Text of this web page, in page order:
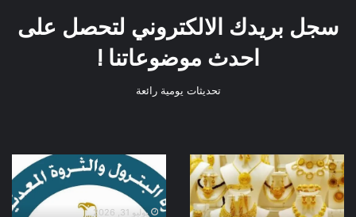
سجل بريدك الالكتروني لتحصل على
احدث موضوعاتنا !
تحديثات يومية رائعة
الذهب
البترول
يتابع
من يوليو 31, 2026